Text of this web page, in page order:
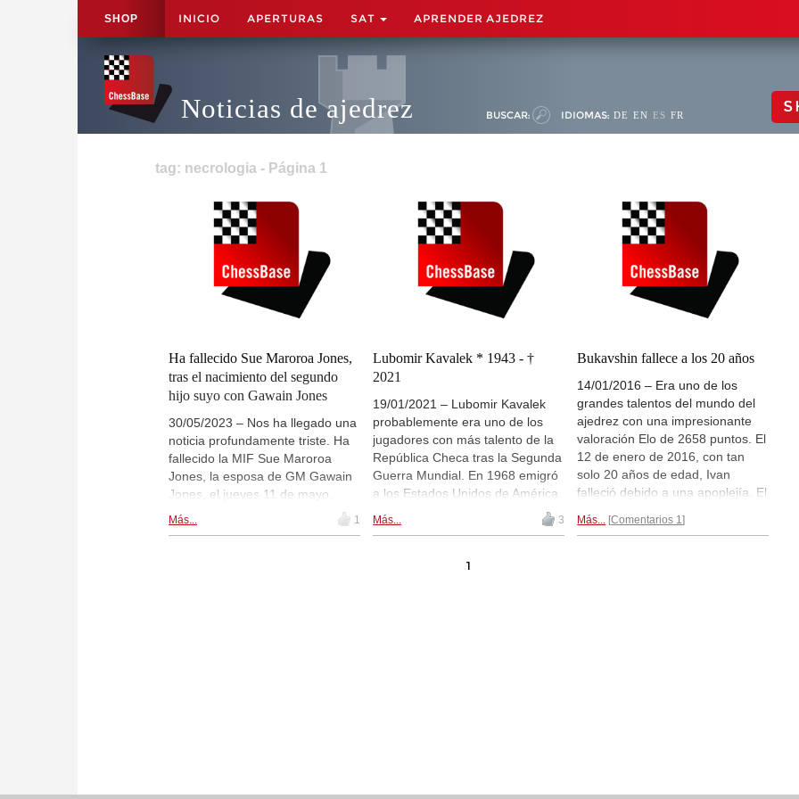
SHOP INICIO APERTURAS SAT APRENDER AJEDREZ
Noticias de ajedrez BUSCAR: IDIOMAS: DE EN ES FR
tag: necrologia - Página 1
Ha fallecido Sue Maroroa Jones,
tras el nacimiento del segundo
hijo suyo con Gawain Jones
30/05/2023 – Nos ha llegado una
noticia profundamente triste. Ha
fallecido la MIF Sue Maroroa
Jones, la esposa de GM Gawain
Jones, el jueves 11 de mayo,
poco después de dar a luz a su
segundo hijo, Daniel. La
Más... 1
Lubomir Kavalek * 1943 - †
2021
19/01/2021 – Lubomir Kavalek
probablemente era uno de los
jugadores con más talento de la
República Checa tras la Segunda
Guerra Mundial. En 1968 emigró
a los Estados Unidos de América.
Kavalek trabajaba como jugador
de ajedrez profesional,
entrenador, y periodista
Más... 3
Bukavshin fallece a los 20 años
14/01/2016 – Era uno de los
grandes talentos del mundo del
ajedrez con una impresionante
valoración Elo de 2658 puntos. El
12 de enero de 2016, con tan
solo 20 años de edad, Ivan
falleció debido a una apoplejía. El
conmocionado. El ganador de la
Más... Comentarios 1
1